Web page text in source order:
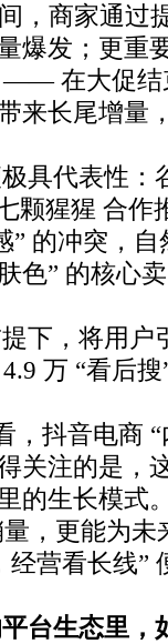
，商家通过
爆发；更重
—— 在大促结
来长尾增量
具代表性：
颗猩猩 合作
” 的冲突，
色” 的核心
下，将用户
万 “看后
，抖音电商
关注的是，
的生长模式
，更能为
经营看长线”
台生态里，